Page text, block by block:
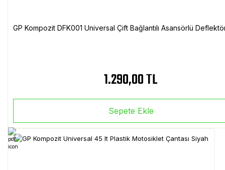
GP Kompozit DFK001 Universal Çift Bağlantılı Asansörlü
1.290,00 TL
Sepete Ekle